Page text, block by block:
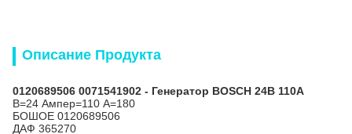
Описание Продукта
0120689506 0071541902 - Генератор BOSCH 24В 110А
В=24 Ампер=110 А=180
БОШОЕ 0120689506
ДАФ 365270